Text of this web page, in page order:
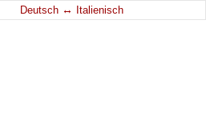
Deutsch ↔ Italienisch